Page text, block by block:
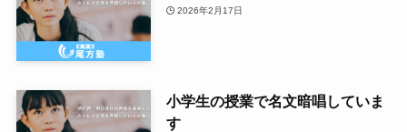
2026年2月17日
小学生の授業で名文暗唱していま
す